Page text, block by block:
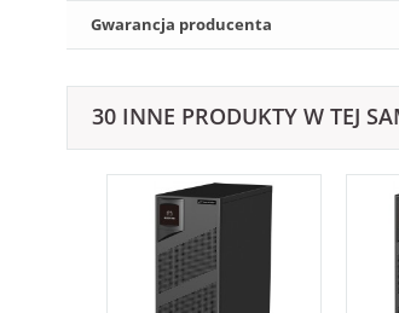
Gwarancja producenta
30 INNE PRODUKTY W TEJ